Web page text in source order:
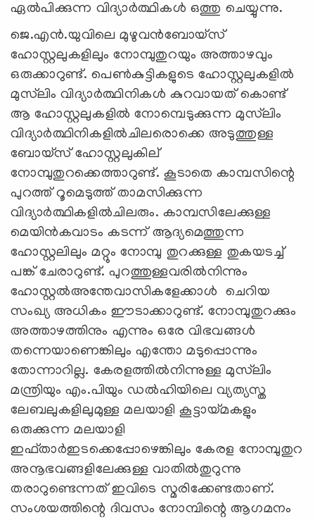
ഏല്‍പിക്കുന്ന വിദ്യാര്‍ത്ഥികള്‍ ഒത്തു ചെയ്യുന്നു.
ജെ.എന്‍.യുവിലെ മുഴുവന്‍ബോയ്‌സ്
ഹോസ്റ്റലുകളിലും നോമ്പുതുറയും അത്താഴവും
ഒരുക്കാറുണ്ട്. പെണ്‍കുട്ടികളുടെ ഹോസ്റ്റലുകളില്‍
മുസ്‌ലിം വിദ്യാര്‍ത്ഥിനികള്‍ കുറവായത് കൊണ്ട്
ആ ഹോസ്റ്റലുകളില്‍ നോമ്പെടുക്കുന്ന മുസ്‌ലിം
വിദ്യാര്‍ത്ഥിനികളില്‍ചിലരൊക്കെ അടുത്തുള്ള
ബോയ്‌സ് ഹോസ്റ്റലുകില്
നോമ്പുതുറക്കെത്താറുണ്ട്. കൂടാതെ കാമ്പസിന്റെ
പുറത്ത് റൂമെടുത്ത് താമസിക്കുന്ന
വിദ്യാര്‍ത്ഥികളില്‍ചിലരും. കാമ്പസിലേക്കുള്ള
മെയിന്‍കവാടം കടന്ന് ആദ്യമെത്തുന്ന
ഹോസ്റ്റലിലും മറ്റും നോമ്പു തുറക്കുള്ള തുകയടച്ച്
പങ്ക് ചേരാറുണ്ട്. പുറത്തുള്ളവരില്‍നിന്നും
ഹോസ്റ്റല്‍അന്തേവാസികളേക്കാള്‍ ചെറിയ
സംഖ്യ അധികം ഈടാക്കാറുണ്ട്. നോമ്പുതുറക്കും
അത്താഴത്തിനും എന്നും ഒരേ വിഭവങ്ങള്‍
തന്നെയാണെങ്കിലും എന്തോ മടുപ്പൊന്നും
തോന്നാറില്ല. കേരളത്തില്‍നിന്നുള്ള മുസ്‌ലിം
മന്ത്രിയും എം.പിയും ഡല്‍ഹിയിലെ വ്യത്യസ്ത
ലേബലുകളിലുമുള്ള മലയാളി കൂട്ടായ്മകളും
ഒരുക്കുന്ന മലയാളി
ഇഫ്താര്‍ഇടക്കെപ്പോഴെങ്കിലും കേരള നോമ്പുതുറ
അനൂഭവങ്ങളിലേക്കുള്ള വാതില്‍തുറുന്നു
തരാറുണ്ടെന്നത് ഇവിടെ സ്മരിക്കേണ്ടതാണ്.
സംശയത്തിന്റെ ദിവസം നോമ്പിന്റെ ആഗമനം